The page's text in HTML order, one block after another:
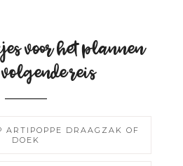
voor het plannen
reis
ARTIPOPPE DRAAGZAK OF
DOEK